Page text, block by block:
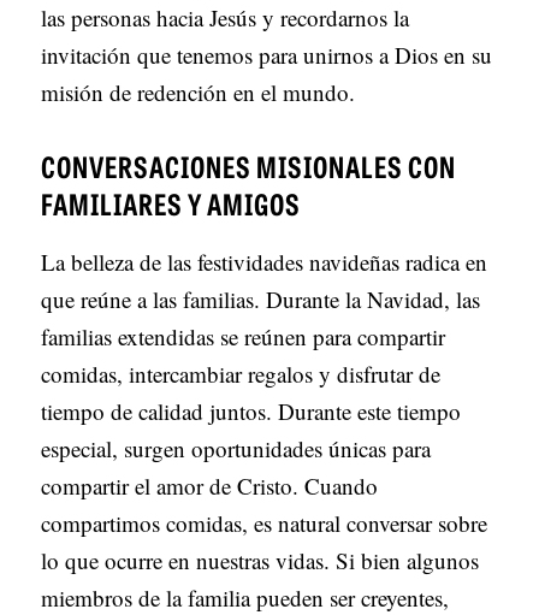
las personas hacia Jesús y recordarnos la
invitación que tenemos para unirnos a Dios en su
misión de redención en el mundo.
CONVERSACIONES MISIONALES CON
FAMILIARES Y AMIGOS
La belleza de las festividades navideñas radica en
que reúne a las familias. Durante la Navidad, las
familias extendidas se reúnen para compartir
comidas, intercambiar regalos y disfrutar de
tiempo de calidad juntos. Durante este tiempo
especial, surgen oportunidades únicas para
compartir el amor de Cristo. Cuando
compartimos comidas, es natural conversar sobre
lo que ocurre en nuestras vidas. Si bien algunos
miembros de la familia pueden ser creyentes,